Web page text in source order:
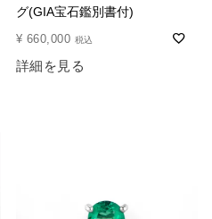
グ(GIA宝石鑑別書付)
¥ 660,000 税込
詳細を見る